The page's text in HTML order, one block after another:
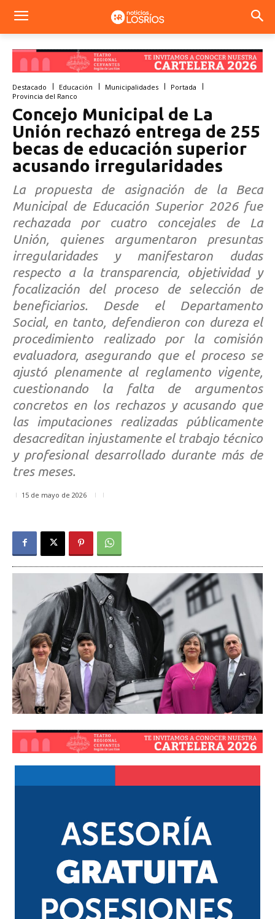
Destacado Educación Municipalidades
Portada
Provincia del Ranco
Concejo Municipal de La
Unión rechazó entrega de 255
becas de educación superior
acusando irregularidades
La propuesta de asignación de la Beca
Municipal de Educación Superior 2026 fue
rechazada por cuatro concejales de La
Unión, quienes argumentaron presuntas
irregularidades y manifestaron dudas
respecto a la transparencia, objetividad y
focalización del proceso de selección de
beneficiarios. Desde el Departamento
Social, en tanto, defendieron con dureza el
procedimiento realizado por la comisión
evaluadora, asegurando que el proceso se
ajustó plenamente al reglamento vigente,
cuestionando la falta de argumentos
concretos en los rechazos y acusando que
las imputaciones realizadas públicamente
desacreditan injustamente el trabajo técnico
y profesional desarrollado durante más de
tres meses.
15 de mayo de 2026